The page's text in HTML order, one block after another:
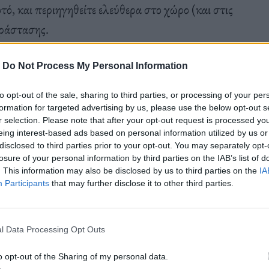
Do Not Process My Personal Information
opt-out of the sale, sharing to third parties, or processing of your
for targeted advertising by us, please use the below opt-out
selection. Please note that after your opt-out request is processed
interest-based ads based on personal information utilized by us
to third parties prior to your opt-out. You may separately
of your personal information by third parties on the IAB’s list of
This information may also be disclosed by us to third parties on the
Participants that may further disclose it to other third parties.
Data Processing Opt Outs
opt-out of the Sharing of my personal data.
και περιηγηθείτε ελεύθερα στο χώρο (και στις
τον παπά; Μπορεί το ChatGPT να γράψει
Η νοσταλγία θα νικήσει την κατάθλιψη;
Τενενμπάουμ του Wes Anderson, οι
το ίδιο αφόρητο και εθιστικό συναίσθημα της
στην αποθήκη και ανάμεσα σε σακούλες
τραγουδάνε, πίνουν στο μπαρ, γυρίζουν
καινούριο.